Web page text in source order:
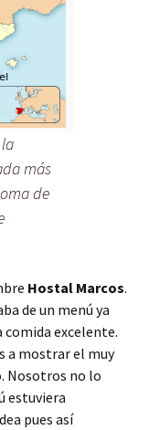
más
de
Hostal Marcos.
de un menú ya
excelente.
a mostrar el muy
Nosotros no lo
estuviera
pues así